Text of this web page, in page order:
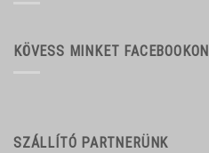
KÖVESS MINKET FACEBOOKON
SZÁLLÍTÓ PARTNERÜNK